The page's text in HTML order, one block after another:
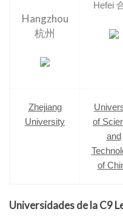
Hangzhou
杭州
Hefei
Zhejiang
University
of
and
of
Universidades de la C9